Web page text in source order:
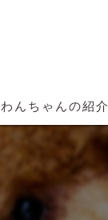
わんちゃんの紹介